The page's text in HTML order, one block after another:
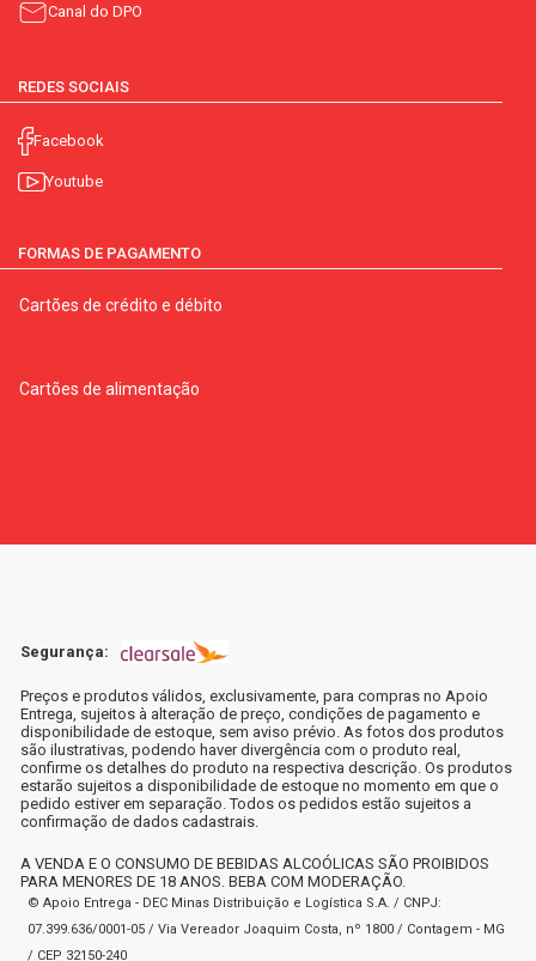
Canal do DPO
REDES SOCIAIS
Facebook
Youtube
FORMAS DE PAGAMENTO
Cartões de crédito e débito
Cartões de alimentação
Segurança:
Preços e produtos válidos, exclusivamente, para compras no Apoio
Entrega, sujeitos à alteração de preço, condições de pagamento e
disponibilidade de estoque, sem aviso prévio. As fotos dos produtos
são ilustrativas, podendo haver divergência com o produto real,
confirme os detalhes do produto na respectiva descrição. Os produtos
estarão sujeitos a disponibilidade de estoque no momento em que o
pedido estiver em separação. Todos os pedidos estão sujeitos a
confirmação de dados cadastrais.
A VENDA E O CONSUMO DE BEBIDAS ALCOÓLICAS SÃO PROIBIDOS
PARA MENORES DE 18 ANOS. BEBA COM MODERAÇÃO.
© Apoio Entrega - DEC Minas Distribuição e Logística S.A. / CNPJ:
07.399.636/0001-05 / Via Vereador Joaquim Costa, nº 1800 / Contagem - MG
/ CEP 32150-240